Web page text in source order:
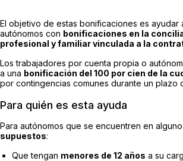
El objetivo de estas bonificaciones es ayudar
autónomos con bonificaciones en la
profesional y familiar vinculada a la
Los trabajadores por cuenta propia o
a una bonificación del 100 por cien de la
por contingencias comunes durante un plazo
Para quién es esta ayuda
Para autónomos que se encuentren en
supuestos:
Que tengan menores de 12 años a su